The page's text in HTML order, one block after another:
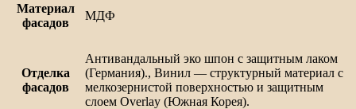
Материал
фасадов
МДФ
Отделка
фасадов
Антивандальный эко шпон с защитным лаком
(Германия)., Винил — структурный материал с
мелкозернистой поверхностью и защитным
слоем Overlay (Южная Корея).